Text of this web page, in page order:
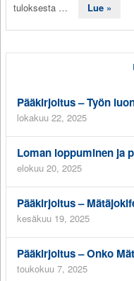
tuloksesta …
Lue »
Pääkirjoitus – Työn
lokakuu 22, 2025
Loman loppuminen ja
elokuu 20, 2025
Pääkirjoitus –
kesäkuu 19, 2025
Pääkirjoitus – Onko
toukokuu 7, 2025